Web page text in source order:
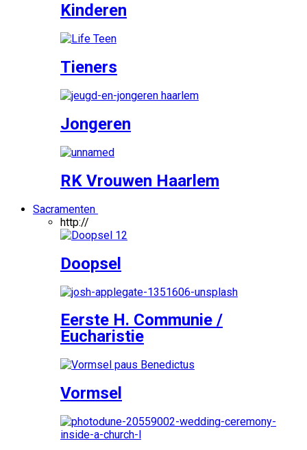
Kinderen
Tieners
Jongeren
RK Vrouwen Haarlem
Sacramenten
http://
Doopsel
Eerste H. Communie /
Eucharistie
Vormsel